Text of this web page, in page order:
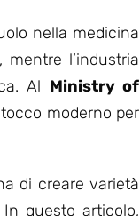
nella medicina
l’industria
Al Ministry of
moderno per
di creare varietà
questo articolo,